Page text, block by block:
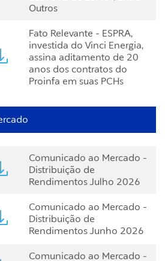
Outros
Fato Relevante - ESPRA,
investida do Vinci Energia,
assina aditamento de 20
anos dos contratos do
Proinfa em suas PCHs
Comunicado ao Mercado -
Distribuição de
Rendimentos Julho 2026
Comunicado ao Mercado -
Distribuição de
Rendimentos Junho 2026
Comunicado ao Mercado -